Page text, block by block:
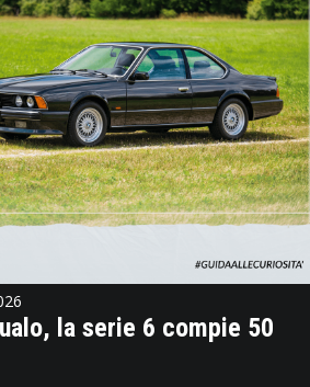
la serie 6 compie 50